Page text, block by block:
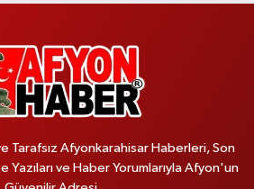
Tarafsız Afyonkarahisar Haberleri, Son
Yazıları ve Haber Yorumlarıyla Afyon'un